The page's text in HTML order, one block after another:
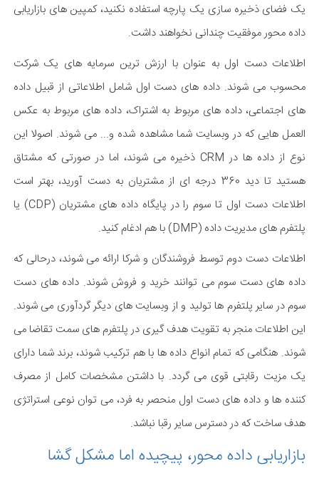
یک فضای ذخیره سازی یک پارچه استفاده نکنید، کمپین های بازاریابی
داده محور موفقیت چندانی نخواهند داشت.
اطلاعات دست اول به عنوان با ارزش ترین سرمایه های یک شرکت
محسوب می شوند. داده های دست اول شامل اطلاعاتی از قبیل داده
های اجتماعی، داده های مربوط به اشتراک، داده های مربوط به عکس
العمل هایی که در وبسایت شما مشاهده شده و... می شوند. اصولا این
نوع از داده ها در CRM ذخیره می شوند، اما در صورتی که مشتاق
هستید تا دید 360 درجه ای از مشتریان به دست آورید، بهتر است
اطلاعات دست اول تا سوم را در پایگاه داده های مشتریان (CDP) یا
پلتفرم های مدیریت داده (DMP) با هم ادغام کنید.
اطلاعات دست دوم توسط فروشندگان و شرکا ارائه می شوند، درحالی که
داده های دست سوم می توانند خرید و فروش شوند. داده های دست
سوم در سایر پلتفرم ها تولید و از وبسایت های دیگر گردآوری می شوند.
این اطلاعات منجر به تقویت هدف گیری در پلتفرم های سمت تقاضا می
شوند. هنگامی که تمام انواع داده ها با هم ترکیب شوند، برند شما دارای
یک مزیت رقابتی قوی می گردد. با داشتن مشخصات کامل از مصرف
کننده ها و داده های دست اول منحصر به فرد، می توان نوعی استراتژی
هدف ساخت که در دسترس سایر رقبا نباشد.
بازاریابی داده محور، پیچیده اما مشکل گشا